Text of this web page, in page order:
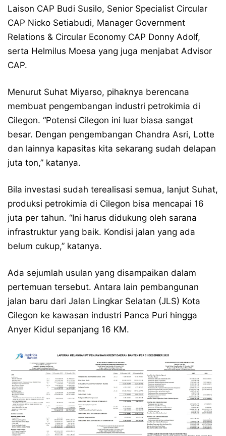
Laison CAP Budi Susilo, Senior Specialist Circular
CAP Nicko Setiabudi, Manager Government
Relations & Circular Economy CAP Donny Adolf,
serta Helmilus Moesa yang juga menjabat Advisor
CAP.
Menurut Suhat Miyarso, pihaknya berencana
membuat pengembangan industri petrokimia di
Cilegon. “Potensi Cilegon ini luar biasa sangat
besar. Dengan pengembangan Chandra Asri, Lotte
dan lainnya kapasitas kita sekarang sudah delapan
juta ton,” katanya.
Bila investasi sudah terealisasi semua, lanjut Suhat,
produksi petrokimia di Cilegon bisa mencapai 16
juta per tahun. “Ini harus didukung oleh sarana
infrastruktur yang baik. Kondisi jalan yang ada
belum cukup,” katanya.
Ada sejumlah usulan yang disampaikan dalam
pertemuan tersebut. Antara lain pembangunan
jalan baru dari Jalan Lingkar Selatan (JLS) Kota
Cilegon ke kawasan industri Panca Puri hingga
Anyer Kidul sepanjang 16 KM.